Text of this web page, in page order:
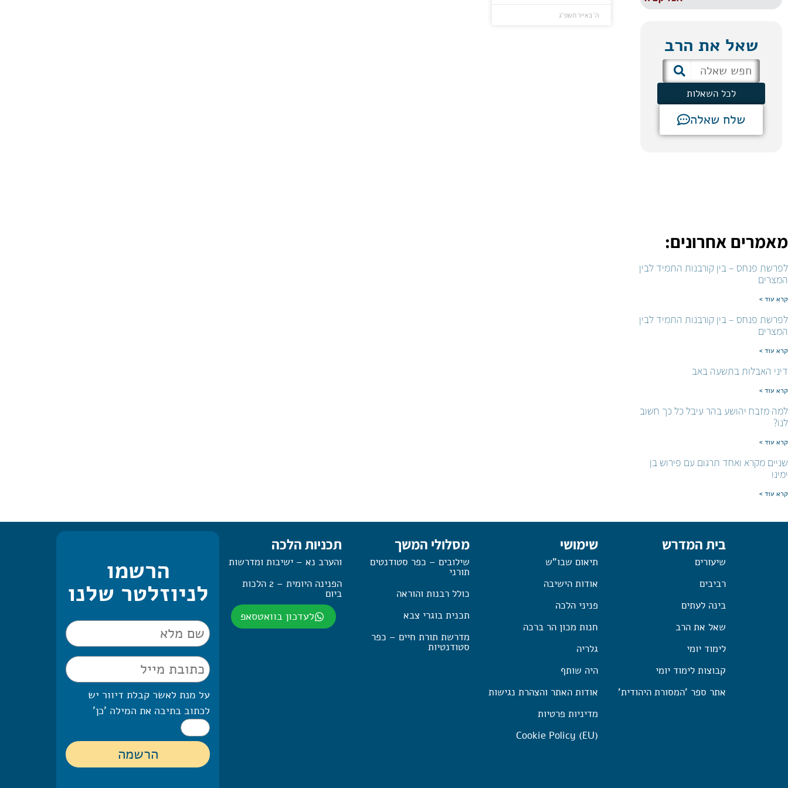
שאל את הרב
לכל השאלות
שלח שאלה
מאמרים אחרונים:
לפרשת פנחס – בין קורבנות התמיד לבין
המצרים
קרא עוד >
לפרשת פנחס – בין קורבנות התמיד לבין
המצרים
קרא עוד >
דיני האבלות בתשעה באב
קרא עוד >
למה מזבח יהושע בהר עיבל כל כך חשוב
לנו?
קרא עוד >
שניים מקרא ואחד תרגום עם פירוש בן
ימינו
קרא עוד >
ה׳ באייר תשפ״ג
בית המדרש
שיעורים
רביבים
בינה לעתים
שאל את הרב
לימוד יומי
קבוצות לימוד יומי
אתר ספר 'המסורת היהודית'
שימושי
תיאום שבו"ש
אודות הישיבה
פניני הלכה
חנות מכון הר ברכה
גלריה
היה שותף
אודות האתר והצהרת נגישות
מדיניות פרטיות
Cookie Policy (EU)
מסלולי המשך
שילובים – כפר סטודנטים
תורני
כולל רבנות והוראה
תכנית בוגרי צבא
מדרשת תורת חיים – כפר
סטודנטיות
תכניות הלכה
והערב נא – ישיבות ומדרשות
הפנינה היומית – 2 הלכות
ביום
לעדכון בוואטסאפ
הרשמו
לניוזלטר שלנו
על מנת לאשר קבלת דיוור יש
לכתוב בתיבה את המילה 'כן'